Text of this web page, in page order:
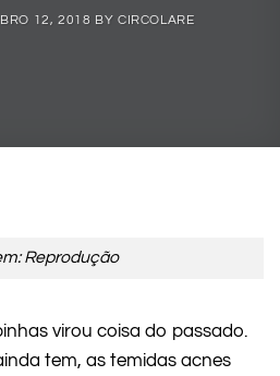
12, 2018 BY CIRCOLARE
Reprodução
virou coisa do passado.
tem, as temidas acnes